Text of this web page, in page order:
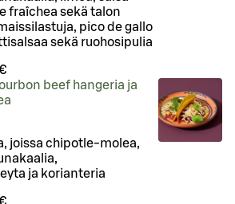
fraîchea sekä talon
pico de gallo
sekä ruohosipulia
beef hangeria ja
joissa chipotle-molea,
ja korianteria